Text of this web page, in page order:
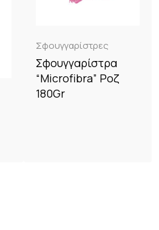
Σφουγγαρίστρες
Σφουγγαρίστρα
“Microfibra” Ροζ
180Gr